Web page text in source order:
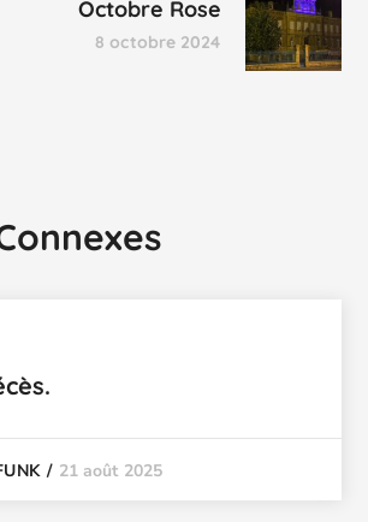
Octobre Rose
8 octobre 2024
21 août 2025